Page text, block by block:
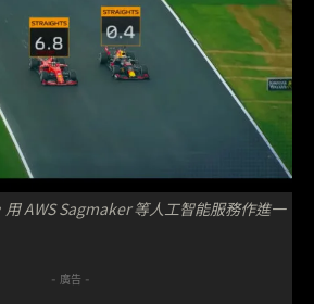
AWS Sagmaker 等人工智能服務作進一
- 廣告 -